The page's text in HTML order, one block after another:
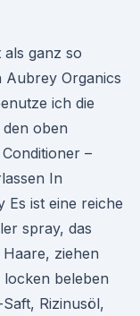
ganz so
Aubrey Organics
ich die
oben
–
In
Es ist eine reiche
spray, das
ziehen
beleben
Rizinusöl,